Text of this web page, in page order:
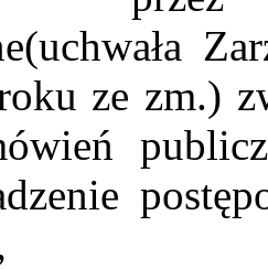
ze zm.)